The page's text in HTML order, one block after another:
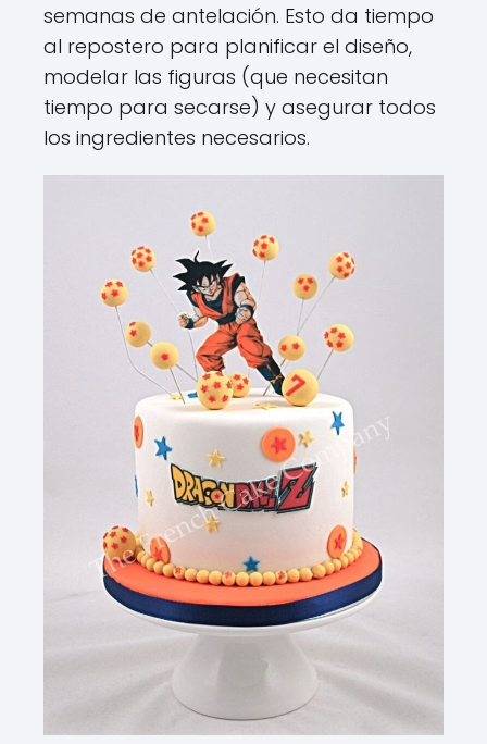
semanas de antelación. Esto da tiempo
al repostero para planificar el diseño,
modelar las figuras (que necesitan
tiempo para secarse) y asegurar todos
los ingredientes necesarios.